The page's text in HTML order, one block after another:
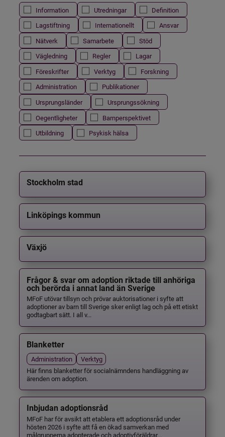
Information Utredningar
Definition
Lagstiftning
Internationellt
Ansvar
Nätverk
Samarbete
Stöd
Vägledning
Regler
Lagar
Föreskrifter
Verktyg
Forskning
Administration
Publikationer
Ursprungsländer
Ursprungssökning
Oegentligheter
Barnperspektivet
Utbildning
Psykisk hälsa
Stockholm stad
Linköpings kommun
Växjö
Frågor & svar om adoption riktade till anhöriga
och berörda i annat land än Sverige
MFoF utövar tillsyn och prövar auktorisationer i syfte att
adoptioner av barn till Sverige sker enligt lag och på ett etiskt
godtagbart sätt. I all v...
Blanketter
Administration
Verktyg
Här finns blanketter för socialnämndens handläggning av
ärenden om adoption.
Inbjudan adoptionsråd
MFoF har för avsikt att etablera ett adoptionsråd under
hösten 2026 i syfte att få en ökad samverkan med
målgrupperna adopterade och adoptivföräldrar...